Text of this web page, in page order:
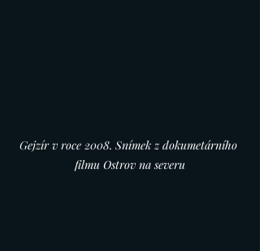
Gejzír v roce 2008. Snímek z dokumetárního
filmu Ostrov na severu